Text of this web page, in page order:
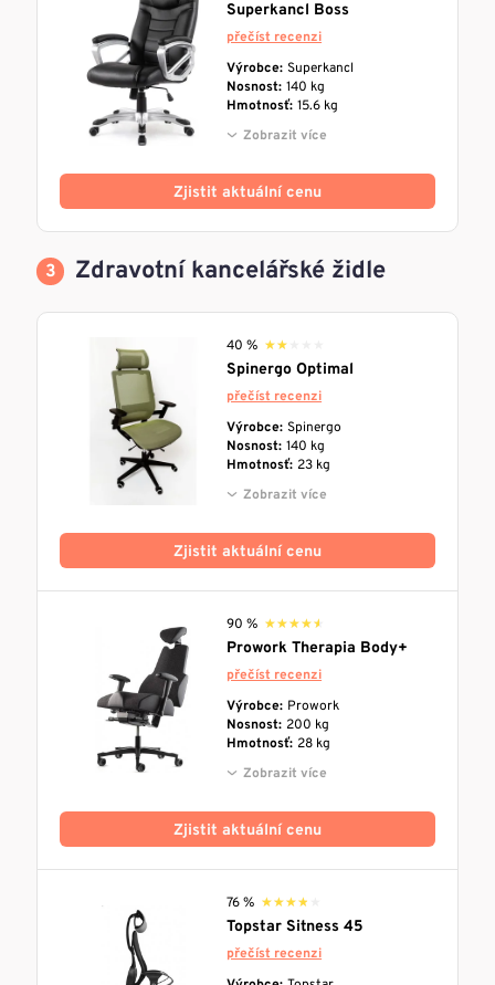
Superkancl Boss
přečíst recenzi
Výrobce: Superkancl
Nosnost: 140 kg
Hmotnosť: 15.6 kg
Zobrazit více
Zjistit aktuální cenu
Zdravotní kancelářské židle
40 % ★★★★★
★★★★★
Spinergo Optimal
přečíst recenzi
Výrobce: Spinergo
Nosnost: 140 kg
Hmotnosť: 23 kg
Zobrazit více
Zjistit aktuální cenu
90 % ★★★★★
★★★★★
Prowork Therapia Body+
přečíst recenzi
Výrobce: Prowork
Nosnost: 200 kg
Hmotnosť: 28 kg
Zobrazit více
Zjistit aktuální cenu
76 % ★★★★★
★★★★★
Topstar Sitness 45
přečíst recenzi